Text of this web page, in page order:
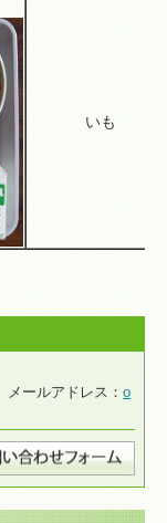
いも
ールアドレス： o